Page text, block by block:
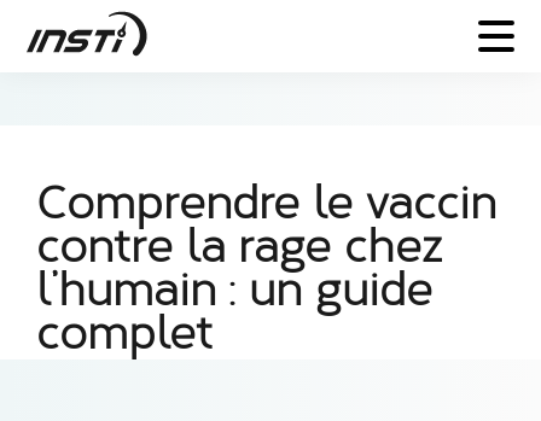
Comprendre le vaccin
contre la rage chez
l’humain : un guide
complet